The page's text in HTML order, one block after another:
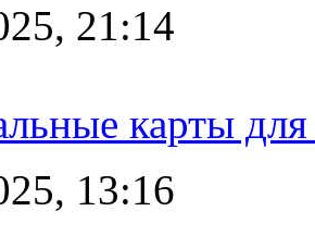
21:14
карты
13:16